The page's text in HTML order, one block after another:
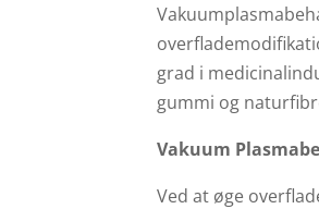
grad i
gummi og
Vakuum
Ved at øge